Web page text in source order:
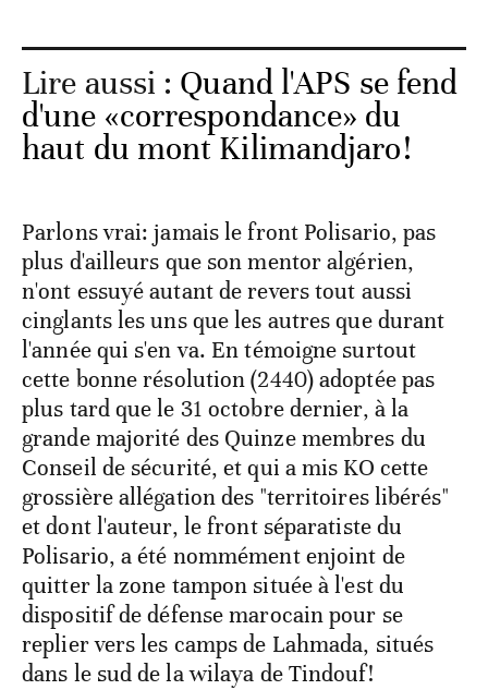
Lire aussi : Quand l'APS se fend
d'une «correspondance» du
haut du mont Kilimandjaro!
Parlons vrai: jamais le front Polisario, pas
plus d'ailleurs que son mentor algérien,
n'ont essuyé autant de revers tout aussi
cinglants les uns que les autres que durant
l'année qui s'en va. En témoigne surtout
cette bonne résolution (2440) adoptée pas
plus tard que le 31 octobre dernier, à la
grande majorité des Quinze membres du
Conseil de sécurité, et qui a mis KO cette
grossière allégation des "territoires libérés"
et dont l'auteur, le front séparatiste du
Polisario, a été nommément enjoint de
quitter la zone tampon située à l'est du
dispositif de défense marocain pour se
replier vers les camps de Lahmada, situés
dans le sud de la wilaya de Tindouf!